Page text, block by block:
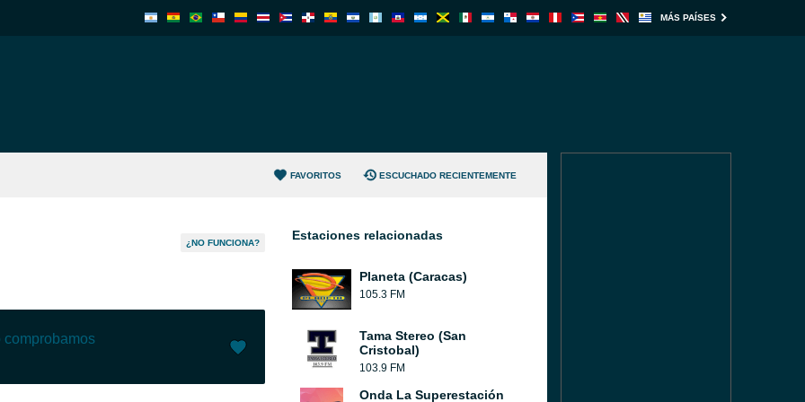
MÁS PAÍSES
FAVORITOS ESCUCHADO RECIENTEMENTE
¿NO FUNCIONA?
comprobamos
Estaciones relacionadas
Planeta (Caracas)
105.3 FM
Tama Stereo (San
Cristobal)
103.9 FM
Onda La Superestación